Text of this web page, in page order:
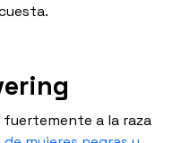
a la raza